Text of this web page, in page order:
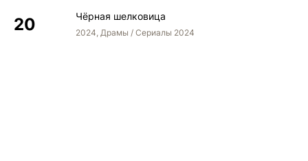
Чёрная шелковица
2024, Драмы / Сериалы 2024